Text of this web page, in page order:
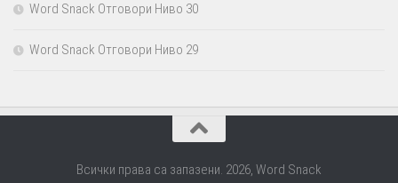
Word Snack Отговори Ниво 30
Word Snack Отговори Ниво 29
Всички права са запазени. 2026, Word Snack